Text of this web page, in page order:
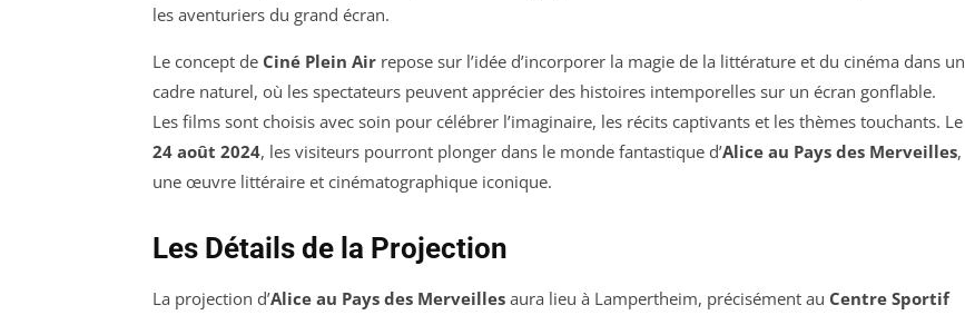
les aventuriers du grand écran.
Le concept de Ciné Plein Air repose sur l’idée d’incorporer la magie de la littérature et du cinéma dans un
cadre naturel, où les spectateurs peuvent apprécier des histoires intemporelles sur un écran gonflable.
Les films sont choisis avec soin pour célébrer l’imaginaire, les récits captivants et les thèmes touchants. Le
24 août 2024, les visiteurs pourront plonger dans le monde fantastique d’Alice au Pays des Merveilles,
une œuvre littéraire et cinématographique iconique.
Les Détails de la Projection
La projection d’Alice au Pays des Merveilles aura lieu à Lampertheim, précisément au Centre Sportif